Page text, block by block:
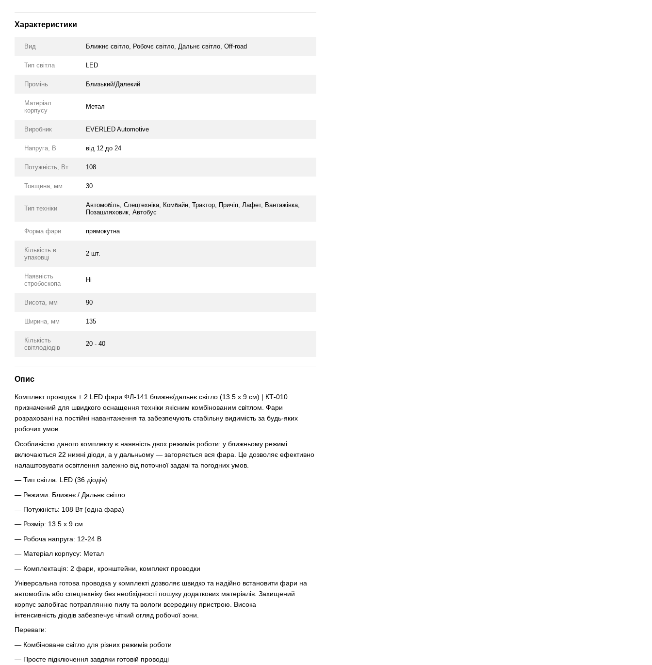
Характеристики
Вид Ближнє світло, Робочє світло, Дальнє світло, Off-road
Тип світла LED
Промінь Близький/Далекий
Матеріал
корпусу
Метал
Виробник EVERLED Automotive
Напруга, В від 12 до 24
Потужність, Вт 108
Товщина, мм 30
Тип техніки
Автомобіль, Спецтехніка, Комбайн, Трактор, Причіп, Лафет, Вантажівка,
Позашляховик, Автобус
Форма фари прямокутна
Кількість в
упаковці
2 шт.
Наявність
стробоскопа
Ні
Висота, мм 90
Ширина, мм 135
Кількість
світлодіодів
20 - 40
Опис
Комплект проводка + 2 LED фари ФЛ-141 ближнє/дальнє світло (13.5 х 9 см) | КТ-010
призначений для швидкого оснащення техніки якісним комбінованим світлом. Фари
розраховані на постійні навантаження та забезпечують стабільну видимість за будь-яких
робочих умов.
Особливістю даного комплекту є наявність двох режимів роботи: у ближньому режимі
включаються 22 нижні діоди, а у дальньому — загоряється вся фара. Це дозволяє ефективно
налаштовувати освітлення залежно від поточної задачі та погодних умов.
— Тип світла: LED (36 діодів)
— Режими: Ближнє / Дальнє світло
— Потужність: 108 Вт (одна фара)
— Розмір: 13.5 х 9 см
— Робоча напруга: 12-24 В
— Матеріал корпусу: Метал
— Комплектація: 2 фари, кронштейни, комплект проводки
Універсальна готова проводка у комплекті дозволяє швидко та надійно встановити фари на
автомобіль або спецтехніку без необхідності пошуку додаткових матеріалів. Захищений
корпус запобігає потраплянню пилу та вологи всередину пристрою. Висока
інтенсивність діодів забезпечує чіткий огляд робочої зони.
Переваги:
— Комбіноване світло для різних режимів роботи
— Просте підключення завдяки готовій проводці